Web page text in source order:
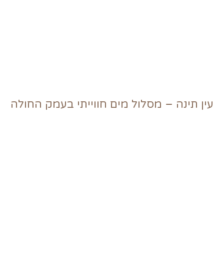
עין תינה – מסלול מים חווייתי בעמק החולה